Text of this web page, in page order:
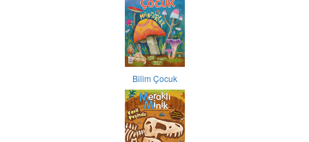
Bilim Çocuk